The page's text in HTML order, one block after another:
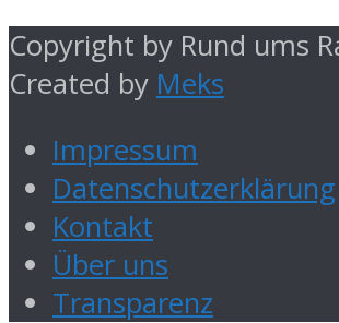
Copyright by Rund ums
Created by Meks
Impressum
Datenschutzerklärung
Kontakt
Über uns
Transparenz